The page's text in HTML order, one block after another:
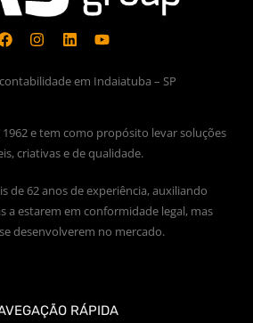
em Indaiatuba – SP
1962 e tem como propósito levar soluções
criativas e de qualidade.
de 62 anos de experiência, auxiliando
a estarem em conformidade legal, mas
desenvolverem no mercado.
RÁPIDA